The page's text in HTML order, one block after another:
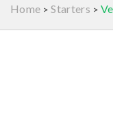
Home >Starters >